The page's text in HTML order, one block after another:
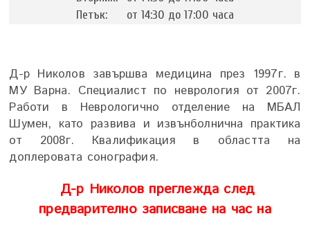
Петък:
от 14:30 до 17:00 часа
Д-р Николов завършва медицина през 1997г. в
МУ Варна. Специалист по неврология от 2007г.
Работи в Неврологично отделение на МБАЛ
Шумен, като развива и извънболнична практика
от 2008г. Квалификация в областта на
доплеровата сонография.
Д-р Николов преглежда след
предварително записване на час на